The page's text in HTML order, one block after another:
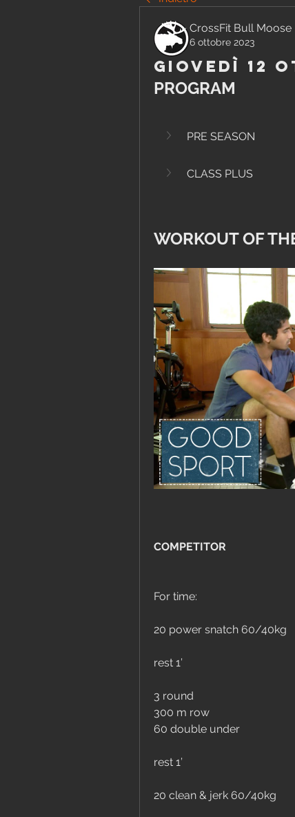
CrossFit Bull Moose
6 ottobre 2023
Giovedì 12
PROGRAM
PRE SEASON
CLASS PLUS
WORKOUT OF
COMPETITOR
For time:
20 power snatch 60/40kg
rest 1’
3 round
300 m row
60 double under
rest 1’
20 clean & jerk 60/40kg